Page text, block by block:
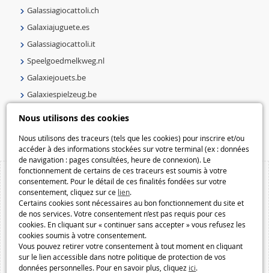
Nous utilisons des cookies
Nous utilisons des traceurs (tels que les cookies) pour inscrire et/ou
accéder à des informations stockées sur votre terminal (ex : données
de navigation : pages consultées, heure de connexion). Le
fonctionnement de certains de ces traceurs est soumis à votre
consentement. Pour le détail de ces finalités fondées sur votre
consentement, cliquez sur ce lien.
Certains cookies sont nécessaires au bon fonctionnement du site et
de nos services. Votre consentement n’est pas requis pour ces
cookies. En cliquant sur « continuer sans accepter » vous refusez les
cookies soumis à votre consentement.
Vous pouvez retirer votre consentement à tout moment en cliquant
sur le lien accessible dans notre politique de protection de vos
données personnelles. Pour en savoir plus, cliquez ici.
Galassiagiocattoli.ch
Galaxiajuguete.es
Galassiagiocattoli.it
Speelgoedmelkweg.nl
Galaxiejouets.be
Galaxiespielzeug.be